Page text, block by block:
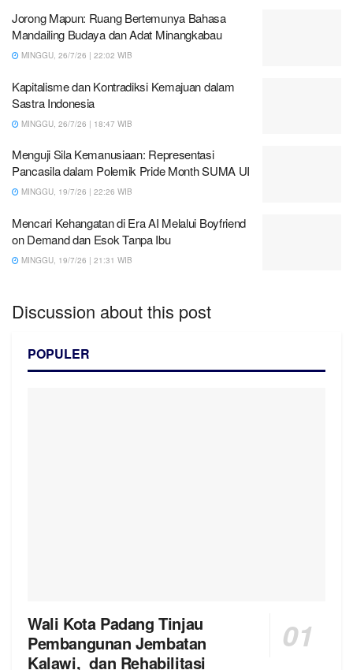
Jorong Mapun: Ruang Bertemunya Bahasa
Mandailing Budaya dan Adat Minangkabau
MINGGU, 26/7/26 | 22:02 WIB
Kapitalisme dan Kontradiksi Kemajuan dalam
Sastra Indonesia
MINGGU, 26/7/26 | 18:47 WIB
Menguji Sila Kemanusiaan: Representasi
Pancasila dalam Polemik Pride Month SUMA UI
MINGGU, 19/7/26 | 22:26 WIB
Mencari Kehangatan di Era AI Melalui Boyfriend
on Demand dan Esok Tanpa Ibu
MINGGU, 19/7/26 | 21:31 WIB
Discussion about this post
POPULER
Wali Kota Padang Tinjau
Pembangunan Jembatan
Kalawi, dan Rehabilitasi